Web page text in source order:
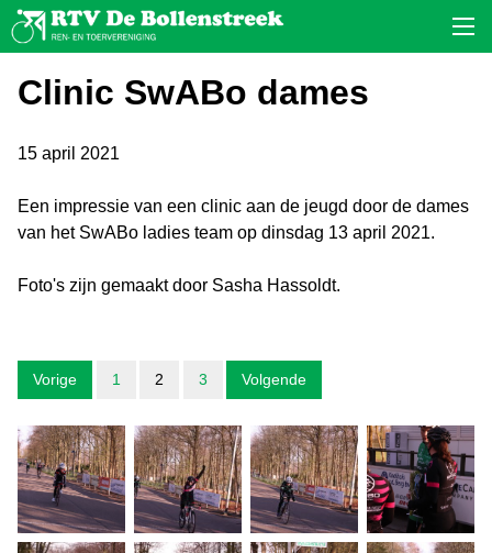
Clinic SwABo dames
15 april 2021
Een impressie van een clinic aan de jeugd door de dames
van het SwABo ladies team op dinsdag 13 april 2021.
Foto's zijn gemaakt door Sasha Hassoldt.
Vorige 1 2 3 Volgende